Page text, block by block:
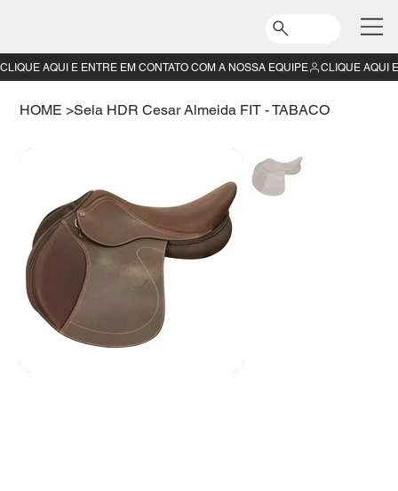
HOME >Sela HDR Cesar Almeida FIT - TABACO
CLIQUE AQUI E ENTRE EM CONTATO COM A NOSSA EQUIPE